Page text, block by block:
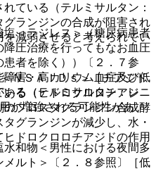
ている（テルミサルタン：
ランジンの合成が阻害され
減弱させると考えられてい
ＮＳＡＩＤｓ＞［チアジド
る（ヒドロクロロチアジ
プロスタグランジン合成酵
グランジンが減少し、水・
ドロクロロチアジドの作用
＜ラジレス＞（糖尿病患者
圧治療を行ってもなお血圧
者を除く））〔２．７参
害・高カリウム血症及び低
る（テルミサルタン：レニ
が増強される可能性があ
和物＜男性における夜間多
ルト＞〔２．８参照〕［低